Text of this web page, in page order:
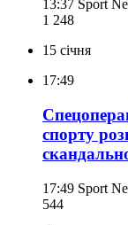
13:37 Sport
1 248
15 січня
17:49
спорту
17:49 Sport
544